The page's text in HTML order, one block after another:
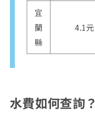
宜
蘭
縣
4.1元
水費如何查詢？